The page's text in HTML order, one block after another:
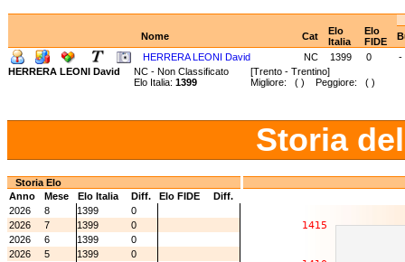
Nome Cat
Elo
Italia
Elo
FIDE
HERRERA LEONI David
NC 1399 0
-
HERRERA LEONI David
NC - Non Classificato [Trento - Trentino]
Elo Italia: 1399 Migliore: ( ) Peggiore: ( )
Storia
Storia Elo
Anno
Mese Elo Italia Diff. Elo FIDE
Diff.
2026
8 1399
0
2026
7 1399
0
2026
6 1399
0
2026
5 1399
0